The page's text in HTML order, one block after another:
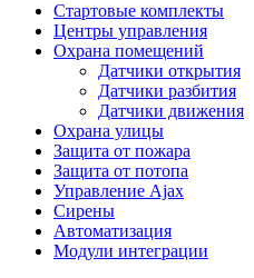
Стартовые комплекты
Центры управления
Охрана помещений
Датчики открытия
Датчики разбития
Датчики движения
Охрана улицы
Защита от пожара
Защита от потопа
Управление Ajax
Сирены
Автоматизация
Модули интеграции